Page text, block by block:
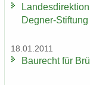
Degner-Stiftung
18.01.2011
Bau­recht für